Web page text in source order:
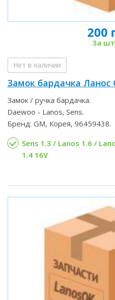
200
За
Нет в наличии
Замок бардачка Ланос
Замок / ручка бардачка.
Daewoo - Lanos, Sens.
Бренд: GM, Корея, 96459438.
Sens 1.3 / Lanos 1.6 /
1.4 16V